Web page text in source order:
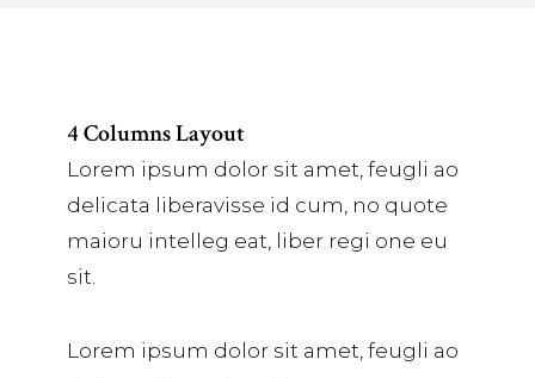
4 Columns Layout
Lorem ipsum dolor sit amet, feugli ao
delicata liberavisse id cum, no quote
maioru intelleg eat, liber regi one eu
sit.
Lorem ipsum dolor sit amet, feugli ao